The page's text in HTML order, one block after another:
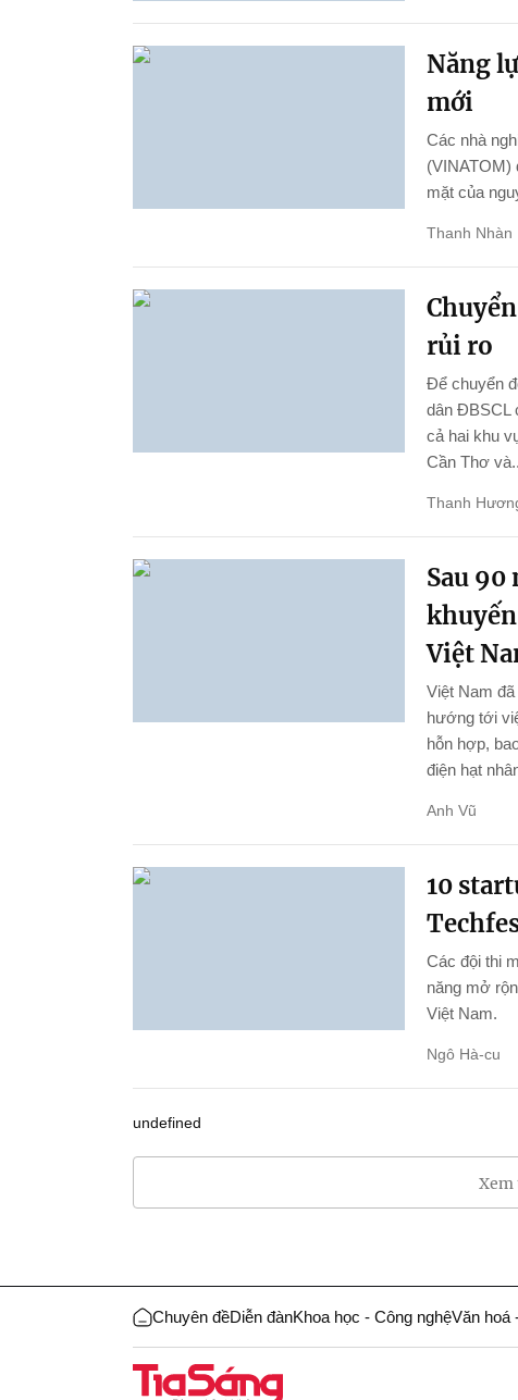
Năng
mới
Các nhà
(VINATOM)
mặt của
Thanh Nhàn
rủi ro
Để chuyển
dân ĐBSCL
cả hai khu
Cần Thơ
Thanh
Sau 90
Việt
Việt Nam
hướng tới
hỗn hợp,
điện hạt
Anh Vũ
10
Các đội thi
năng mở
Việt Nam.
Ngô Hà-cu
undefined
Chuyên đềDiễn đànKhoa học - Công nghệVăn hoá